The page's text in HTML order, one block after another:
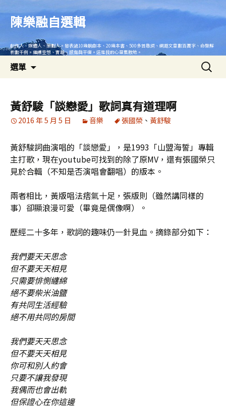
內
陳樂融自選輯
創作人、媒體人、策劃人。發表過10幾齣劇本、20幾本書、500多首歌詞、網路文章數百萬字、命盤解
析數千例。繼續空想、實踐、感傷與平復。這是我的心靈集散地。
選單
搜
尋
黃舒駿「談戀愛」歌詞真有道理啊
2016 年 5 月 5 日 音樂 張國榮 、 黃舒駿
黃舒駿詞曲演唱的「談戀愛」，是1993「山盟海誓」專輯
主打歌，現在youtube可找到的除了原MV，還有張國榮只
見於合輯（不知是否演唱會翻唱）的版本。
兩者相比，黃版唱法痞氣十足，張版則（雖然講同樣的
事）卻顯浪漫可愛（畢竟是偶像啊）。
歷經二十多年，歌詞的趣味仍一針見血。摘錄部分如下：
我們要天天思念
但不要天天相見
只需要悱惻纏綿
絕不要柴米油鹽
有共同生活經驗
絕不用共同的房間
我們要天天思念
但不要天天相見
你可和別人約會
只要不讓我發現
我偶而也會出軌
但保證心在你這邊